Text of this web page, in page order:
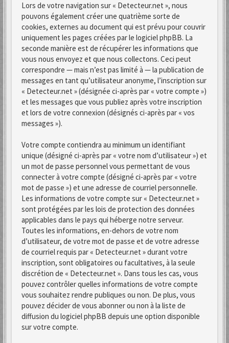
Lors de votre navigation sur « Detecteur.net », nous
pouvons également créer une quatrième sorte de
cookies, externes au document qui est prévu pour couvrir
uniquement les pages créées par le logiciel phpBB. La
seconde manière est de récupérer les informations que
vous nous envoyez et que nous collectons. Ceci peut
correspondre — mais n’est pas limité à — la publication de
messages en tant qu’utilisateur anonyme, l’inscription sur
« Detecteur.net » (désignée ci-après par « votre compte »)
et les messages que vous publiez après votre inscription
et lors de votre connexion (désignés ci-après par « vos
messages »).
Votre compte contiendra au minimum un identifiant
unique (désigné ci-après par « votre nom d’utilisateur ») et
un mot de passe personnel vous permettant de vous
connecter à votre compte (désigné ci-après par « votre
mot de passe ») et une adresse de courriel personnelle.
Les informations de votre compte sur « Detecteur.net »
sont protégées par les lois de protection des données
applicables dans le pays qui héberge notre serveur.
Toutes les informations, en-dehors de votre nom
d’utilisateur, de votre mot de passe et de votre adresse
de courriel requis par « Detecteur.net » durant votre
inscription, sont obligatoires ou facultatives, à la seule
discrétion de « Detecteur.net ». Dans tous les cas, vous
pouvez contrôler quelles informations de votre compte
vous souhaitez rendre publiques ou non. De plus, vous
pouvez décider de vous abonner ou non à la liste de
diffusion du logiciel phpBB depuis une option disponible
sur votre compte.